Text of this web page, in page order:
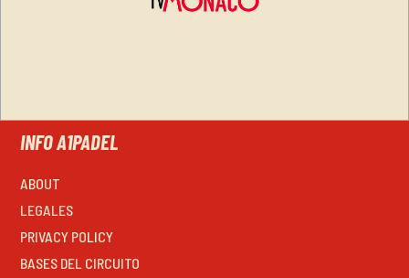
INFO A1PADEL
ABOUT
LEGALES
PRIVACY POLICY
BASES DEL CIRCUITO